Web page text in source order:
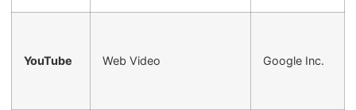
YouTube Web Video Google Inc.